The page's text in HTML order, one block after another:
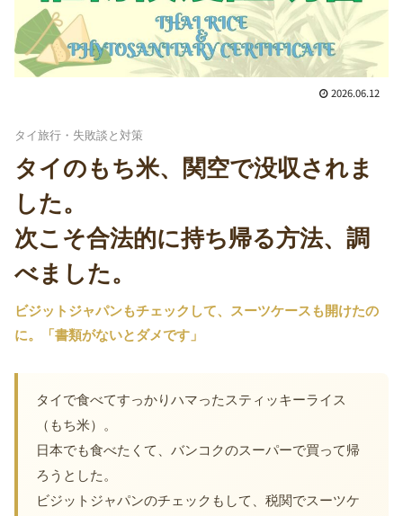
2026.06.12
タイ旅行・失敗談と対策
タイのもち米、関空で没収されま
した。
次こそ合法的に持ち帰る方法、調
べました。
ビジットジャパンもチェックして、スーツケースも開けたの
に。「書類がないとダメです」
タイで食べてすっかりハマったスティッキーライス
（もち米）。
日本でも食べたくて、バンコクのスーパーで買って帰
ろうとした。
ビジットジャパンのチェックもして、税関でスーツケ